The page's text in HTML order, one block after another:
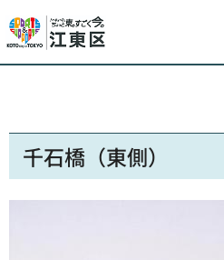
千石橋（東側）